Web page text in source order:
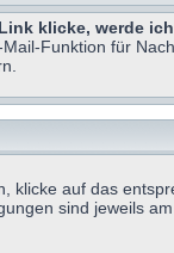
klicke, werde
Funktion für
klicke auf das
sind jeweils